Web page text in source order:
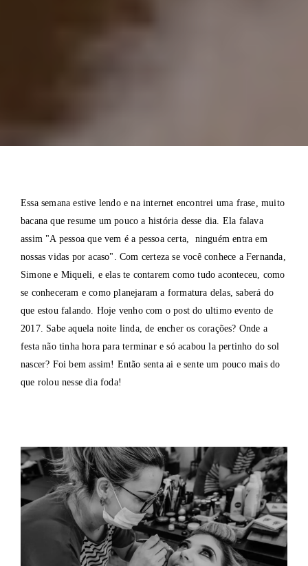
Essa semana estive lendo e na internet encontrei uma frase, muito
bacana que resume um pouco a história desse dia. Ela falava
assim "A pessoa que vem é a pessoa certa, ninguém entra em
nossas vidas por acaso". Com certeza se você conhece a Fernanda,
Simone e Miqueli, e elas te contarem como tudo aconteceu, como
se conheceram e como planejaram a formatura delas, saberá do
que estou falando. Hoje venho com o post do ultimo evento de
2017. Sabe aquela noite linda, de encher os corações? Onde a
festa não tinha hora para terminar e só acabou la pertinho do sol
nascer? Foi bem assim! Então senta ai e sente um pouco mais do
que rolou nesse dia foda!